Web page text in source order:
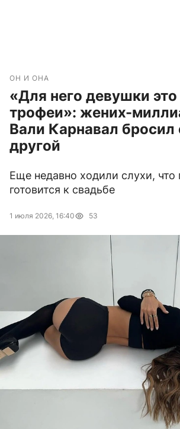
ОН И ОНА
«Для него девушки это
трофеи»: жених-
Вали Карнавал бросил
другой
Еще недавно ходили слухи, что
готовится к свадьбе
1 июля 2026, 16:40 53